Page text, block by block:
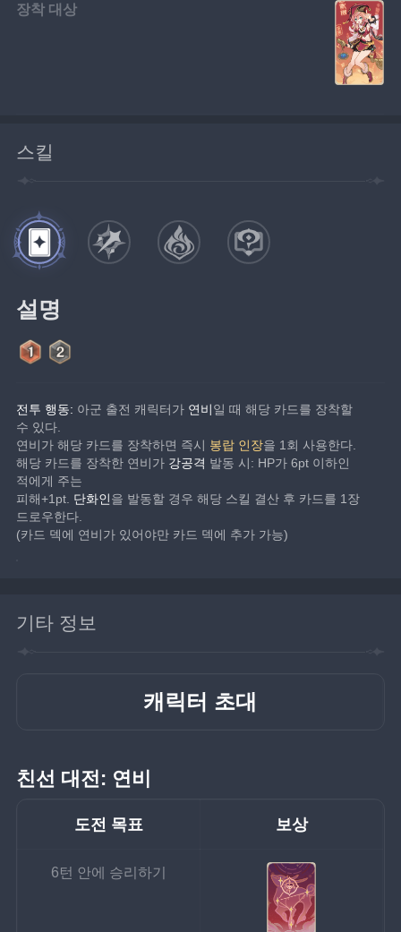
장착 대상
스킬
설명
전투 행동: 아군 출전 캐릭터가 연비일 때 해당 카드를 장착할
수 있다.
연비가 해당 카드를 장착하면 즉시 봉랍 인장을 1회 사용한다.
해당 카드를 장착한 연비가 강공격 발동 시: HP가 6pt 이하인
적에게 주는
피해+1pt. 단화인을 발동할 경우 해당 스킬 결산 후 카드를 1장
드로우한다.
(카드 덱에 연비가 있어야만 카드 덱에 추가 가능)
기타 정보
캐릭터 초대
친선 대전: 연비
도전 목표 보상
6턴 안에 승리하기